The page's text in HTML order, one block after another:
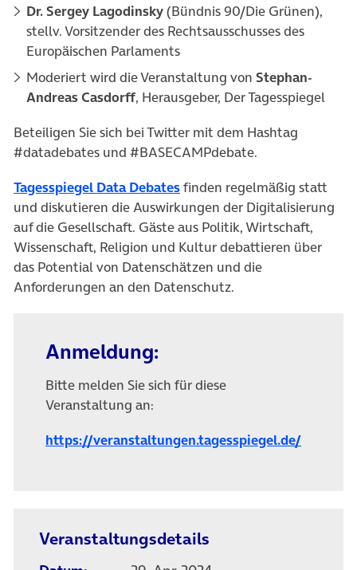
Dr. Sergey Lagodinsky(Bündnis 90/Die Grünen),
stellv. Vorsitzender des Rechtsausschusses des
Europäischen Parlaments
Moderiert wird die Veranstaltung von Stephan-
Andreas Casdorff, Herausgeber, Der Tagesspiegel
Beteiligen Sie sich bei Twitter mit dem Hashtag
#datadebates und #BASECAMPdebate.
Tagesspiegel Data Debates(öffnet in neuem Tab)
finden regelmäßig statt
und diskutieren die Auswirkungen der Digitalisierung
auf die Gesellschaft. Gäste aus Politik, Wirtschaft,
Wissenschaft, Religion und Kultur debattieren über
das Potential von Datenschätzen und die
Anforderungen an den Datenschutz.
Anmeldung:
Bitte melden Sie sich für diese
Veranstaltung an:
https://veranstaltungen.tagesspiegel.de/(öffnet
Veranstaltungsdetails